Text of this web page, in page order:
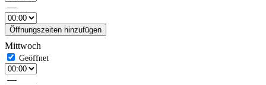
—
Öffnungszeiten hinzufügen
Mittwoch
—